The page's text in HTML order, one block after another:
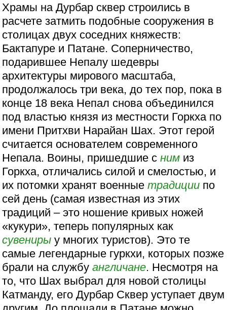
Храмы на Дурбар сквер строились в
расчете затмить подобные сооружения в
столицах двух соседних княжеств:
Бактапуре и Патане. Соперничество,
подарившее Непалу шедевры
архитектуры мирового масштаба,
продолжалось три века, до тех пор, пока в
конце 18 века Непал снова объединился
под властью князя из местности Горкха по
имени Притхви Нарайан Шах. Этот герой
считается основателем современного
Непала. Воины, пришедшие сним из
Горкха, отличались силой и смелостью, и
их потомки хранят военныетрадиции по
сей день (самая известная из этих
традиций – это ношение кривых ножей
«кукури», теперь популярных как
сувениры у многих туристов). Это те
самые легендарные гуркхи, которых позже
брали на службуангличане. Несмотря на
то, что Шах выбрал для новой столицы
Катманду, его Дурбар Сквер уступает двум